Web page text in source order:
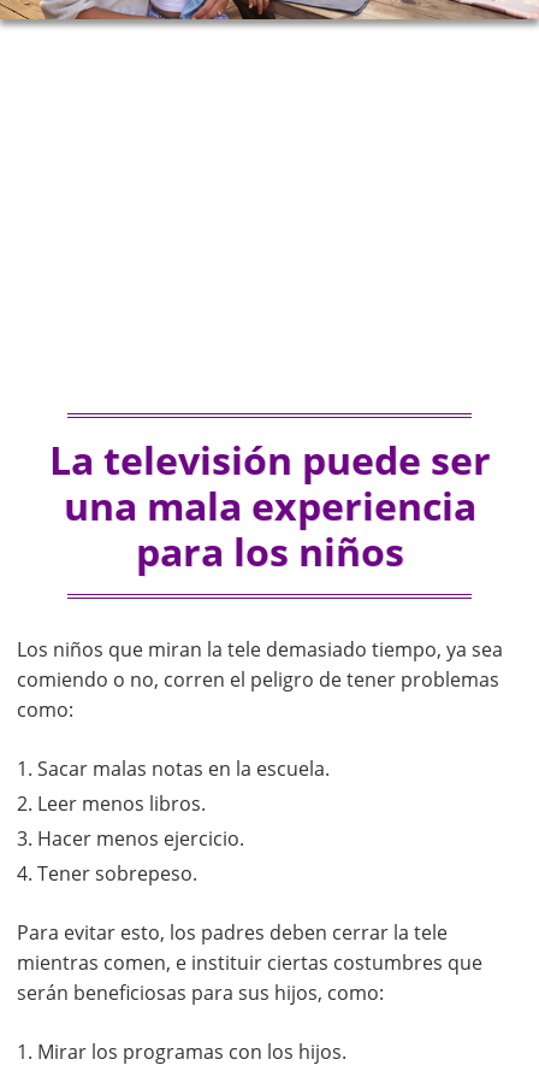
La televisión puede ser
una mala experiencia
para los niños
Los niños que miran la tele demasiado tiempo, ya sea
comiendo o no, corren el peligro de tener problemas
como:
Sacar malas notas en la escuela.
Leer menos libros.
Hacer menos ejercicio.
Tener sobrepeso.
Para evitar esto, los padres deben cerrar la tele
mientras comen, e instituir ciertas costumbres que
serán beneficiosas para sus hijos, como:
Mirar los programas con los hijos.